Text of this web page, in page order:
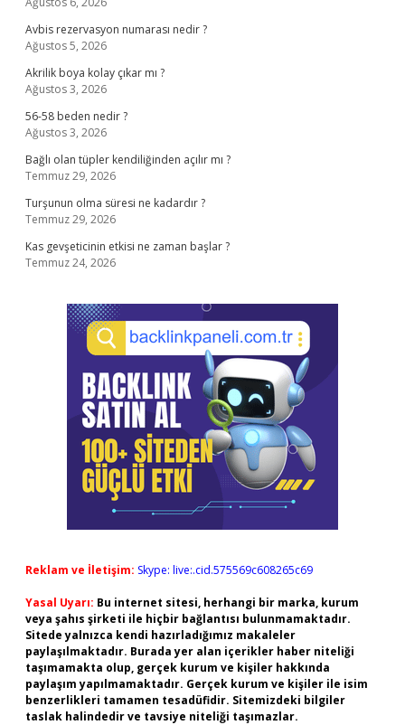
Avbis rezervasyon numarası nedir ?
Ağustos 5, 2026
Akrilik boya kolay çıkar mı ?
Ağustos 3, 2026
56-58 beden nedir ?
Ağustos 3, 2026
Bağlı olan tüpler kendiliğinden açılır mı ?
Temmuz 29, 2026
Turşunun olma süresi ne kadardır ?
Temmuz 29, 2026
Kas gevşeticinin etkisi ne zaman başlar ?
Temmuz 24, 2026
Reklam ve İletişim: Skype: live:.cid.575569c608265c69
Yasal Uyarı: Bu internet sitesi, herhangi bir marka, kurum
veya şahıs şirketi ile hiçbir bağlantısı bulunmamaktadır.
Sitede yalnızca kendi hazırladığımız makaleler
paylaşılmaktadır. Burada yer alan içerikler haber niteliği
taşımamakta olup, gerçek kurum ve kişiler hakkında
paylaşım yapılmamaktadır. Gerçek kurum ve kişiler ile isim
benzerlikleri tamamen tesadüfidir. Sitemizdeki bilgiler
taslak halindedir ve tavsiye niteliği taşımazlar.